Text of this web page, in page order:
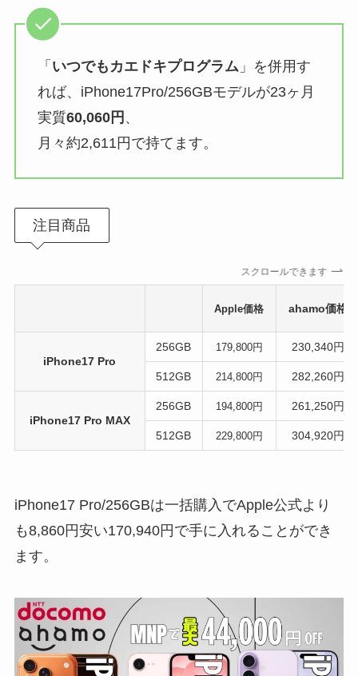
「 いつでもカエドキプログラム 」を併用す
れば、iPhone17Pro/256GBモデルが23ヶ月
実質60,060円 、
月々約2,611円で持てます。
注目商品
スクロールできます
Apple価格 ahamo価格
iPhone17 Pro
256GB 179,800円 230,340円
512GB 214,800円 282,260円
iPhone17 Pro MAX
256GB 194,800円 261,250円
512GB 229,800円 304,920円
iPhone17 Pro/256GBは一括購入でApple公式より
も8,860円安い170,940円で手に入れることができ
ます。